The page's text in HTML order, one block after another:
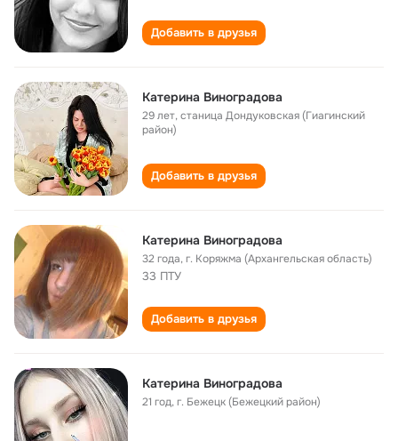
Добавить в друзья
Катерина Виноградова
29 лет,станица Дондуковская (Гиагинский
район)
Добавить в друзья
Катерина Виноградова
32 года,г. Коряжма (Архангельская область)
33 ПТУ
Добавить в друзья
Катерина Виноградова
21 год,г. Бежецк (Бежецкий район)